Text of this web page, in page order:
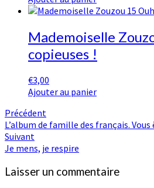
Mademoiselle
copieuses !
€3,00
Ajouter au panier
Navigation
d'article
Précédent
L’album de famille des français.
Suivant
Je mens, je respire
Laisser un commentaire